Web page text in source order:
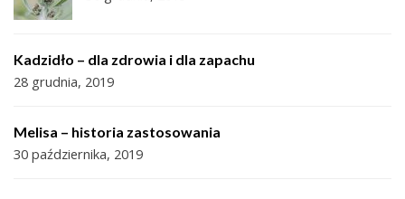
Kadzidło – dla zdrowia i dla zapachu
28 grudnia, 2019
Melisa – historia zastosowania
30 października, 2019